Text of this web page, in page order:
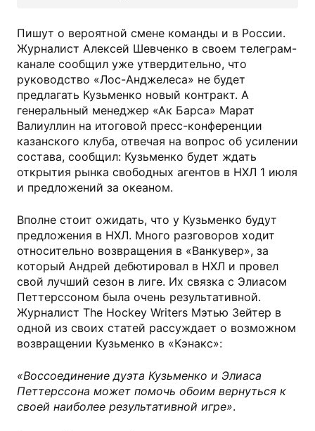
Пишут о вероятной смене команды и в России.
Журналист Алексей Шевченко в своем телеграм-
канале сообщил уже утвердительно, что
руководство «Лос-Анджелеса» не будет
предлагать Кузьменко новый контракт. А
генеральный менеджер «Ак Барса» Марат
Валиуллин на итоговой пресс-конференции
казанского клуба, отвечая на вопрос об усилении
состава, сообщил: Кузьменко будет ждать
открытия рынка свободных агентов в НХЛ 1 июля
и предложений за океаном.
Вполне стоит ожидать, что у Кузьменко будут
предложения в НХЛ. Много разговоров ходит
относительно возвращения в «Ванкувер», за
который Андрей дебютировал в НХЛ и провел
свой лучший сезон в лиге. Их связка с Элиасом
Петтерссоном была очень результативной.
Журналист The Hockey Writers Мэтью Зейтер в
одной из своих статей рассуждает о возможном
возвращении Кузьменко в «Кэнакс»:
«Воссоединение дуэта Кузьменко и Элиаса
Петтерссона может помочь обоим вернуться к
своей наиболее результативной игре».